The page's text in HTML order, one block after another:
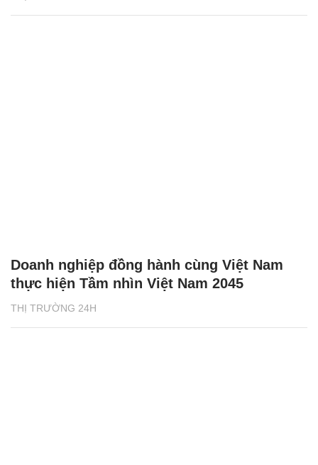
THỊ TRƯỜNG 24H
Doanh nghiệp đồng hành cùng Việt Nam
thực hiện Tầm nhìn Việt Nam 2045